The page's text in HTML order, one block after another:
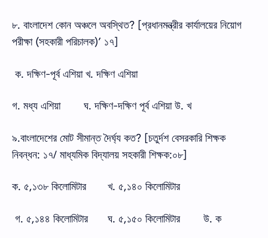
৮. বাংলাদেশ কোন অঞ্চলে অবস্থিত? [প্রধানমন্ত্রীর কার্যালয়ের নিয়োগ
পরীক্ষা (সহকারী পরিচালক)’ ১৭]
ক. দক্ষিণ-পূর্ব এশিয়া খ. দক্ষিণ এশিয়া
গ. মধ্য এশিয়া ঘ. দক্ষিণ-দক্ষিণ পূর্ব এশিয়া উ. খ
৯.বাংলাদেশের মোট সীমান্ত দৈর্ঘ্য কত? [চতুর্দশ বেসরকারি শিক্ষক
নিবন্ধন: ১৭/ মাধ্যমিক বিদ্যালয় সহকারী শিক্ষক:০৮]
ক. ৫,১৩৮ কিলোমিটার খ. ৫,১৪০ কিলোমিটার
গ. ৫,১৪৪ কিলোমিটার ঘ. ৫,১৫০ কিলোমিটার উ. ক